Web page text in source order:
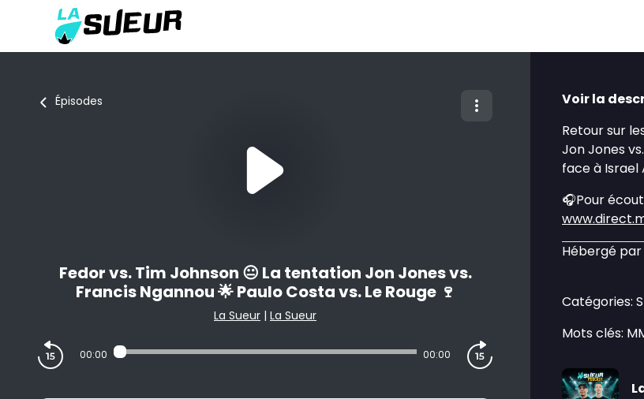
Épisodes
Fedor vs. Tim Johnson 😐 La tentation Jon Jones vs.
Francis Ngannou 🌟 Paulo Costa vs. Le Rouge 🍷
La Sueur | La Sueur
00:00 00:00
Voir la
Retour sur
Jon Jones
face à Israel
🎧Pour
Hébergé par
Catégories:
Mots clés: